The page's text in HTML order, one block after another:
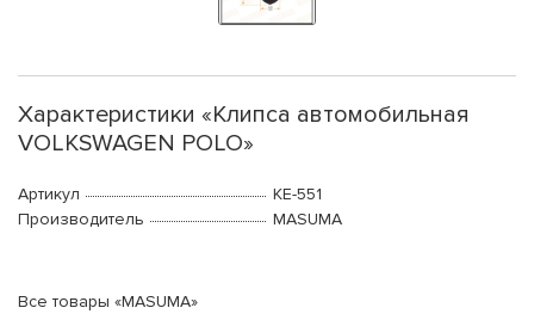
Характеристики «Клипса автомобильная
VOLKSWAGEN POLO»
Артикул
KE-551
Производитель
MASUMA
Все товары «MASUMA»